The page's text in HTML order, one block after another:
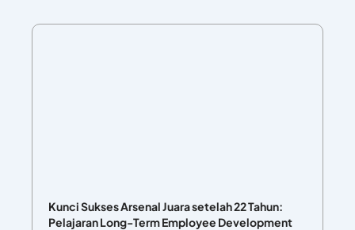
Kunci Sukses Arsenal Juara setelah 22 Tahun:
Pelajaran Long-Term Employee Development